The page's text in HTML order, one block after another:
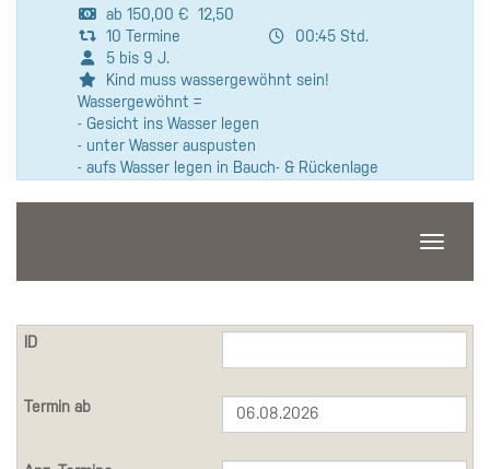
ab 150,00 € 12,50
10 Termine
00:45 Std.
5 bis 9 J.
Kind muss wassergewöhnt sein!
Wassergewöhnt =
- Gesicht ins Wasser legen
- unter Wasser auspusten
- aufs Wasser legen in Bauch- & Rückenlage